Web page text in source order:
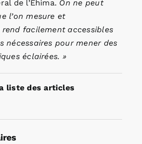
de l’Ehima. On ne peut
l’on mesure et
rend facilement accessibles
nécessaires pour mener des
éclairées. »
liste des articles